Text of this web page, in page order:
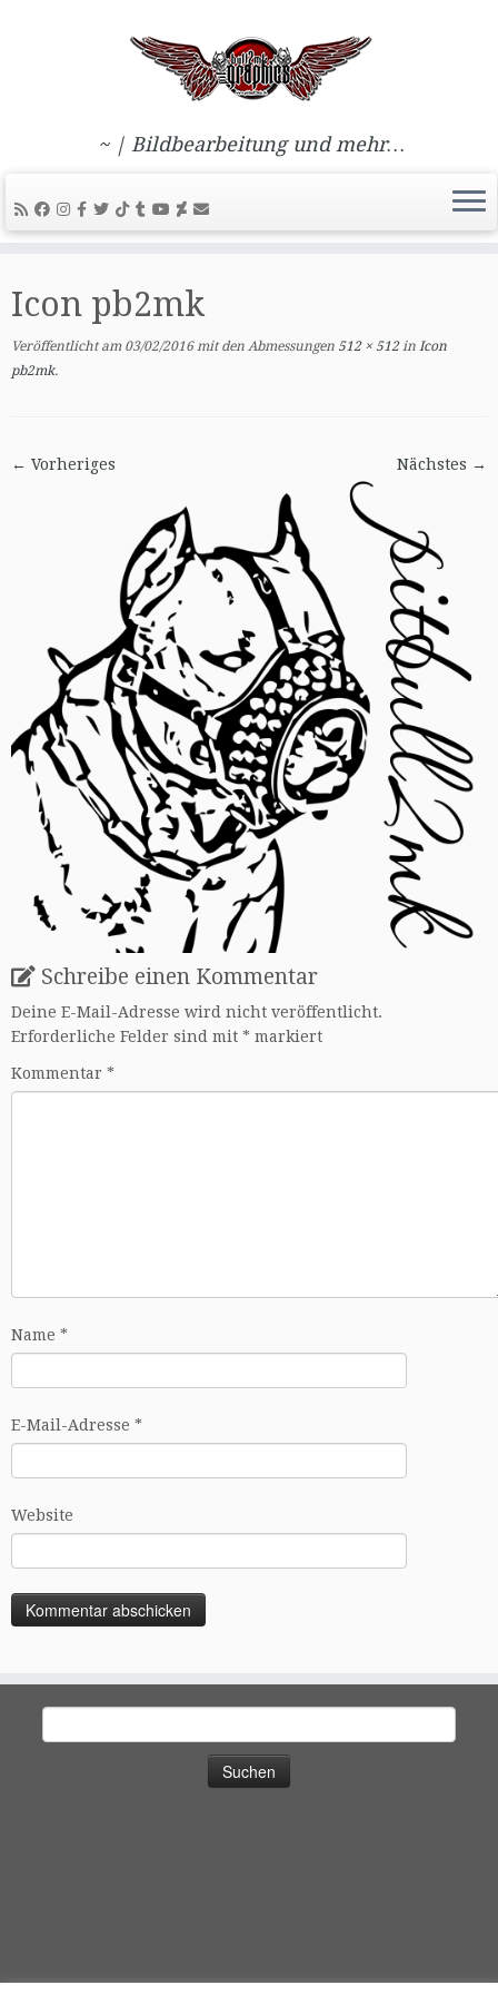
Inhalt
springen
~ | Bildbearbeitung und mehr…
Icon pb2mk
Veröffentlicht am 03/02/2016mit den Abmessungen 512 × 512in Icon
pb2mk.
← Vorheriges Nächstes →
Schreibe einen Kommentar
Deine E-Mail-Adresse wird nicht veröffentlicht.
Erforderliche Felder sind mit * markiert
Kommentar *
Name *
E-Mail-Adresse *
Website